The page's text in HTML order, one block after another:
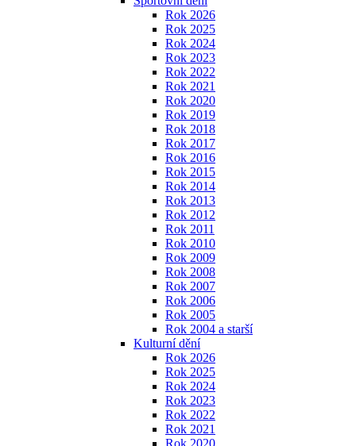
Rok 2026
Rok 2025
Rok 2024
Rok 2023
Rok 2022
Rok 2021
Rok 2020
Rok 2019
Rok 2018
Rok 2017
Rok 2016
Rok 2015
Rok 2014
Rok 2013
Rok 2012
Rok 2011
Rok 2010
Rok 2009
Rok 2008
Rok 2007
Rok 2006
Rok 2005
Rok 2004 a starší
Kulturní dění
Rok 2026
Rok 2025
Rok 2024
Rok 2023
Rok 2022
Rok 2021
Rok 2020